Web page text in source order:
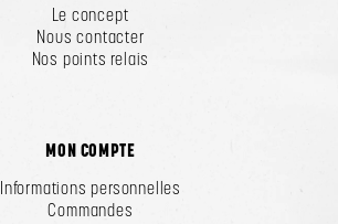
Le concept
Nous contacter
Nos points relais
MON COMPTE
Informations personnelles
Commandes